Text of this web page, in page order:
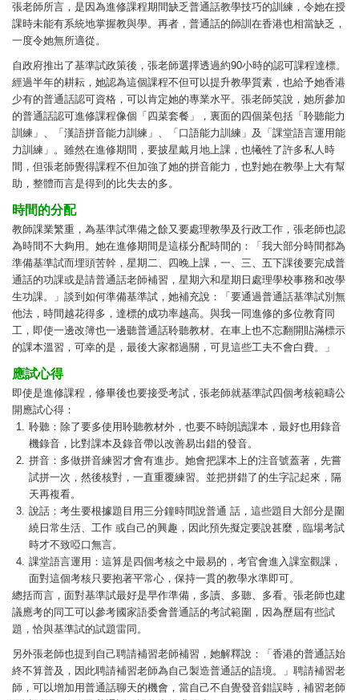
張老師所言，是因為進修課程期間缺乏普通話教學技巧的訓練，令她在授
課時未能有系統地掌握教與學。再者，普通話的師訓在香港也相當缺乏，
一度令她無所適從。
自政府推出了基準試政策後，張老師選擇透過約90小時的認可課程達標。
經過半年的耕耘，她認為這個課程不但可以提升教學質素，也給予她香港
少有的普通話認可資格，可以肯定她的專業水平。張老師笑說，她所參加
的普通話認可進修課程像個「四菜套餐」，裏面的四個菜包括「聆聽能力
訓練」、「漢語拼音能力訓練」、「口語能力訓練」及「課堂語言運用能
力訓練」。雖然在進修期間，要披星戴月地上課，也犧牲了許多私人時
間，但張老師覺得課程不但加強了她的拼音能力，也對她在教學上大有幫
助，整體而言是得到的比失去的多。
時間的分配
教師課業繁重，為基準試準備之餘又要處理教學及行政工作，張老師也認
為時間不大夠用。她在進修期間是這樣分配時間的：「我大部分時間都為
準備基準試而埋頭苦幹，星期二、四晚上課，一、三、五下課後要完成普
通話的功課或是請普通話老師補習，星期六和星期日處理學校事務和改學
生功課。」談到如何準備基準試，她補充說：「要通過普通話基準試別無
他法，時間越花得多，達標的成功率越高。與我一同進修的多位教育同
工，即使一邊改簿也一邊聽普通話聆聽教材。在車上也不忘翻開貼滿標示
的課本溫習，可幸的是，最後大家都過關，可見這些工夫不會白費。」
應試心得
即使是進修課程，修畢後也要接受考試，張老師就基準試四個考核範疇公
開應試心得：
1. 聆聽：除了要多使用聆聽教材外，也要不時朗讀課本，最好也用錄音
機錄音，比對課本及錄音帶以改善易出錯的發音。
2. 拼音：多做拼音練習才會有進步。她會把課本上的注音號蓋著，先嘗
試拼一次，然後核對，一直重覆練習。並把拼錯了的生字記起來，隔
天再複看。
3. 說話：考生要根據題目用三分鐘時間說普通 話，這些題目大部分是圍
繞日常生活、工作 或自己的興趣，因此預先擬定要說甚麼，臨場考試
時才不致啞口無言。
4. 課堂語言運用：這算是四個考核之中最易的，考官會進入課室觀課，
面對這個考核只要抱著平常心，保持一貫的教學水準即可。
總括而言，面對基準試最好是早作準備，多讀、多聽、多看。張老師也建
議應考的同工可以參考國家語委會普通話的考試範圍，因為歷屆有些試
題，恰與基準試的試題雷同。
另外張老師也提到自己聘請補習老師補習，她解釋說：「香港的普通話始
終不算普及，因此聘請補習老師為自己製造普通話的語境。」聘請補習老
師，可以增加用普通話聊天的機會，當自己不自覺發音錯誤時，補習老師